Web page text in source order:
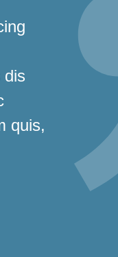
dis
quis,